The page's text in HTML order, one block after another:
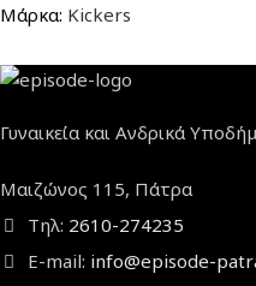
Μάρκα: Kickers
Γυναικεία και Ανδρικά
Μαιζώνος 115, Πάτρα
Τηλ: 2610-274235
E-mail: info@episode-